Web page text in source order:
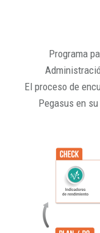
Programa
El proceso de
Pegasus en